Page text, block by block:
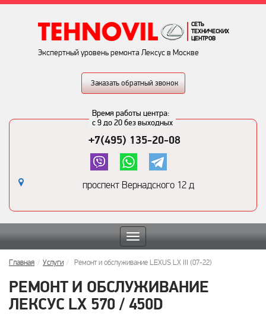
СЕТЬ
ТЕХНИЧЕСКИХ
ЦЕНТРОВ
Экспертный уровень ремонта Лексус в Москве
Заказать обратный звонок
Время работы центра:
с 9 до 20 без выходных
+7(495) 135-20-08
проспект Вернадского 12 д
Toggle
navigation
Главная Услуги Ремонт и обслуживание LEXUS LX III (07-22)
РЕМОНТ И ОБСЛУЖИВАНИЕ
ЛЕКСУС LX 570 / 450D